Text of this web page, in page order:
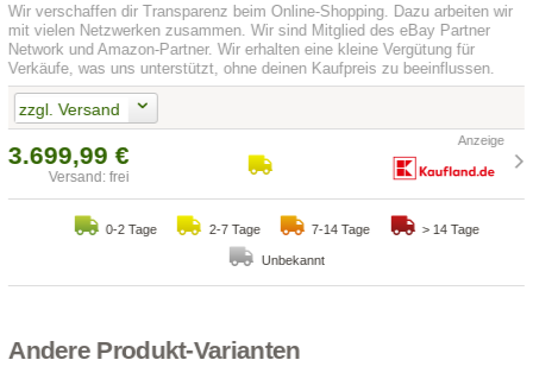
Wir verschaffen dir Transparenz beim Online-Shopping. Dazu arbeiten wir
mit vielen Netzwerken zusammen. Wir sind Mitglied des eBay Partner
Network und Amazon-Partner. Wir erhalten eine kleine Vergütung für
Verkäufe, was uns unterstützt, ohne deinen Kaufpreis zu beeinflussen.
zzgl. Versand
3.699,99 €
Versand: frei
0-2 Tage 2-7 Tage 7-14 Tage > 14 Tage
Unbekannt
Andere Produkt-Varianten